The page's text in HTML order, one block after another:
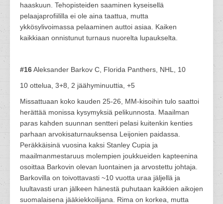
haaskuun. Tehopisteiden saaminen kyseisellä
pelaajaprofiililla ei ole aina taattua, mutta
ykkösylivoimassa pelaaminen auttoi asiaa. Kaiken
kaikkiaan onnistunut turnaus nuorelta lupaukselta.
#16Aleksander Barkov C, Florida Panthers, NHL, 10
10 ottelua, 3+8, 2 jäähyminuuttia, +5
Missattuaan koko kauden 25-26, MM-kisoihin tulo saattoi
herättää monissa kysymyksiä pelikunnosta. Maailman
paras kahden suunnan sentteri pelasi kuitenkin kenties
parhaan arvokisaturnauksensa Leijonien paidassa.
Peräkkäisinä vuosina kaksi Stanley Cupia ja
maailmanmestaruus molempien joukkueiden kapteenina
osoittaa Barkovin olevan luontainen ja arvostettu johtaja.
Barkovilla on toivottavasti ~10 vuotta uraa jäljellä ja
luultavasti uran jälkeen hänestä puhutaan kaikkien aikojen
suomalaisena jääkiekkoilijana. Rima on korkea, mutta